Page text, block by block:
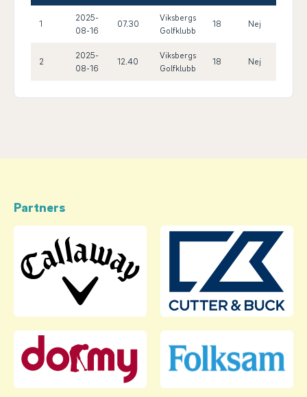
1
2025-
08-16
07.30
Viksbergs
Golfklubb
18 Nej
2
2025-
08-16
12.40
Viksbergs
Golfklubb
18 Nej
Partners